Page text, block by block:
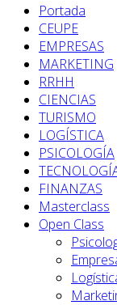
Portada
CEUPE
EMPRESAS
MARKETING
RRHH
CIENCIAS
TURISMO
LOGÍSTICA
PSICOLOGÍA
FINANZAS
Masterclass
Open Class